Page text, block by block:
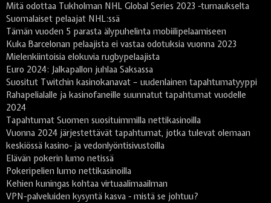
Mitä odottaa Tukholman NHL Global Series 2023 -turnaukselta
Suomalaiset pelaajat NHL:ssä
Tämän vuoden 5 parasta älypuhelinta mobiilipelaamiseen
Kuka Barcelonan pelaajista ei vastaa odotuksia vuonna 2023
Mielenkiintoisia elokuvia rugbypelaajista
Euro 2024: Jalkapallon juhlaa Saksassa
Suositut Twitchin kasinokanavat – uudenlainen tapahtumatyyppi
Rahapelialalle ja kasinofaneille suunnatut tapahtumat vuodelle
2024
Tapahtumat Suomen suosituimmilla nettikasinoilla
Vuonna 2024 järjestettävät tapahtumat, jotka tulevat olemaan
keskiössä kasino- ja vedonlyöntisivustoilla
Elävän pokerin lumo netissä
Pokeripelien lumo nettikasinoilla
Kehien kuningas kohtaa virtuaalimaailman
VPN-palveluiden kysyntä kasva - mistä se johtuu?